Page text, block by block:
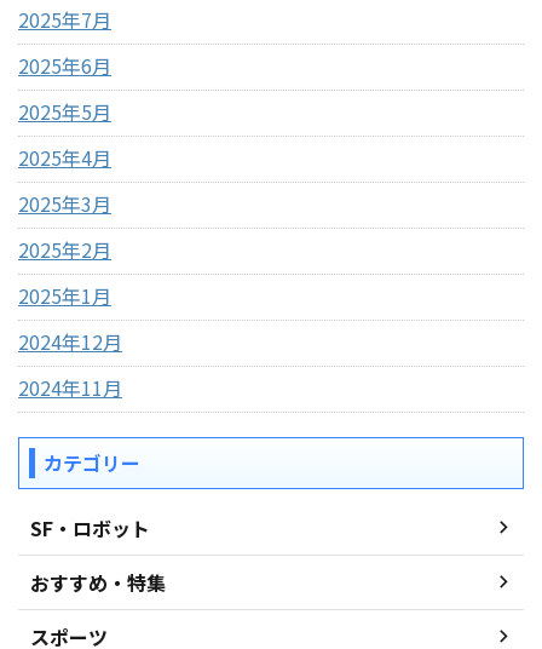
2025年7月
2025年6月
2025年5月
2025年4月
2025年3月
2025年2月
2025年1月
2024年12月
2024年11月
カテゴリー
SF・ロボット
おすすめ・特集
スポーツ